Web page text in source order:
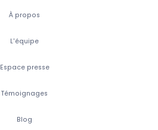
À propos
L'équipe
Espace presse
Témoignages
Blog